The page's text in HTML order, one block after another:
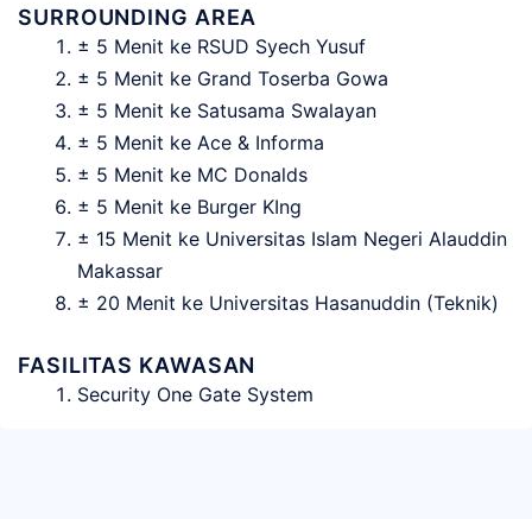
SURROUNDING AREA
± 5 Menit ke RSUD Syech Yusuf
± 5 Menit ke Grand Toserba Gowa
± 5 Menit ke Satusama Swalayan
± 5 Menit ke Ace & Informa
± 5 Menit ke MC Donalds
± 5 Menit ke Burger KIng
± 15 Menit ke Universitas Islam Negeri Alauddin
Makassar
± 20 Menit ke Universitas Hasanuddin (Teknik)
FASILITAS KAWASAN
Security One Gate System